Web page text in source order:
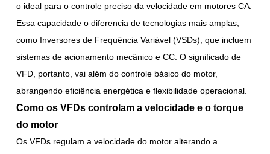
o ideal para o controle preciso da velocidade em motores CA.
Essa capacidade o diferencia de tecnologias mais amplas,
como Inversores de Frequência Variável (VSDs), que incluem
sistemas de acionamento mecânico e CC. O significado de
VFD, portanto, vai além do controle básico do motor,
abrangendo eficiência energética e flexibilidade operacional.
Como os VFDs controlam a velocidade e o torque
do motor
Os VFDs regulam a velocidade do motor alterando a